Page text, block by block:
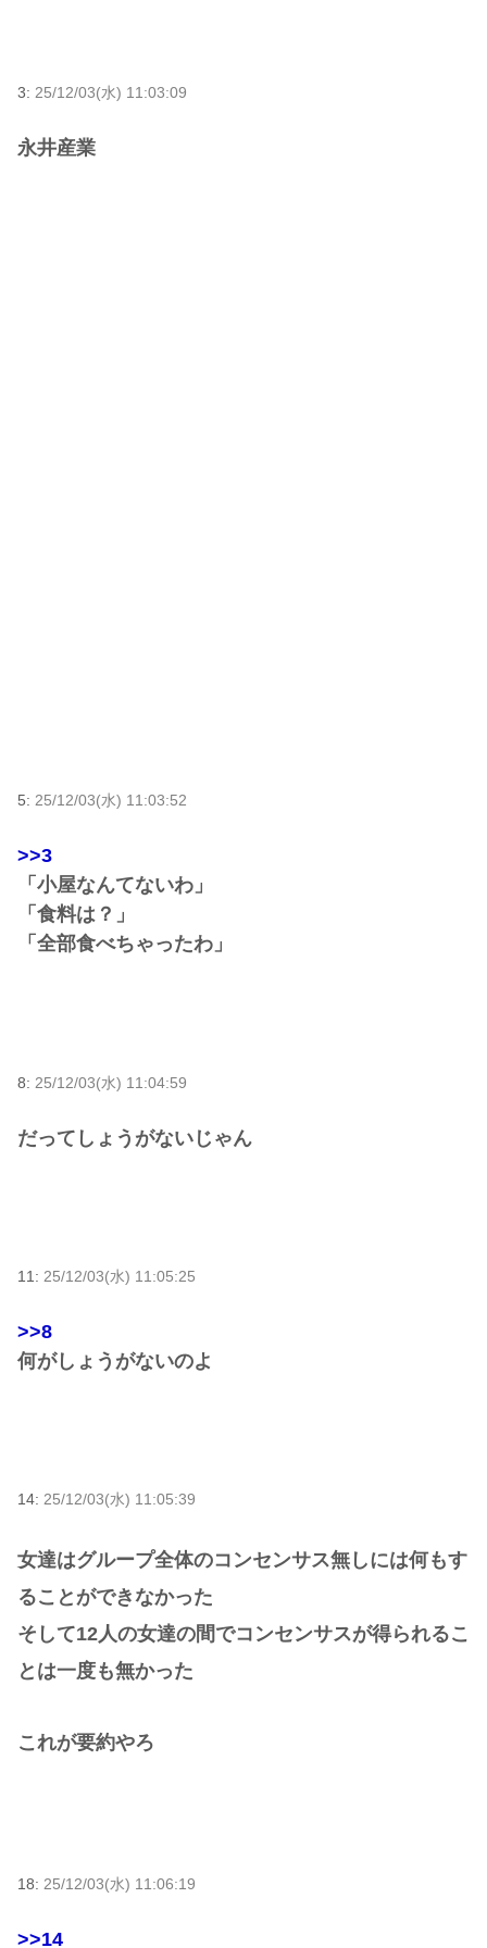
3: 25/12/03(水) 11:03:09
永井産業
5: 25/12/03(水) 11:03:52
>>3
「小屋なんてないわ」
「食料は？」
「全部食べちゃったわ」
8: 25/12/03(水) 11:04:59
だってしょうがないじゃん
11: 25/12/03(水) 11:05:25
>>8
何がしょうがないのよ
14: 25/12/03(水) 11:05:39
女達はグループ全体のコンセンサス無しには何もす
ることができなかった
そして12人の女達の間でコンセンサスが得られるこ
とは一度も無かった
これが要約やろ
18: 25/12/03(水) 11:06:19
>>14